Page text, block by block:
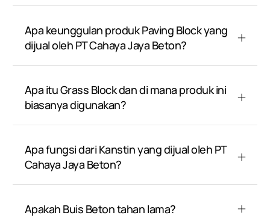
Apa keunggulan produk Paving Block yang
dijual oleh PT Cahaya Jaya Beton?
Apa itu Grass Block dan di mana produk ini
biasanya digunakan?
Apa fungsi dari Kanstin yang dijual oleh PT
Cahaya Jaya Beton?
Apakah Buis Beton tahan lama?